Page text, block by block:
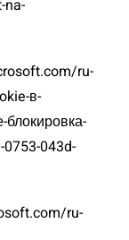
na-
ru-
в-
043d-
ru-